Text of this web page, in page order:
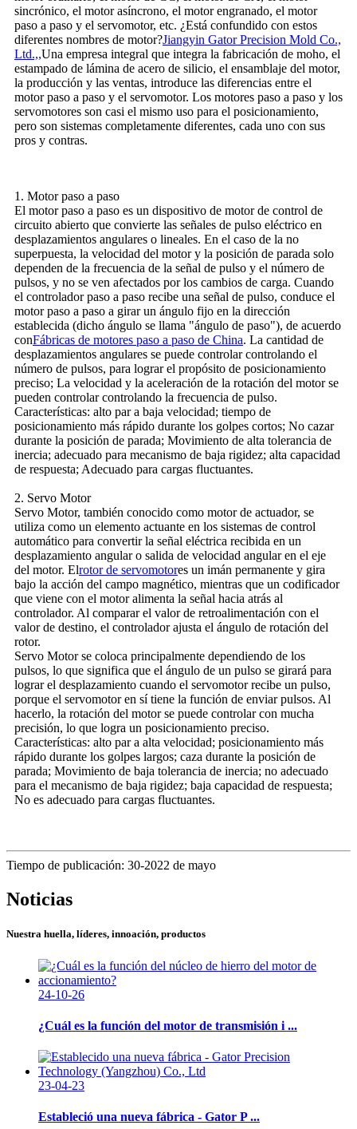
sincrónico, el motor asíncrono, el motor engranado, el motor
paso a paso y el servomotor, etc. ¿Está confundido con estos
diferentes nombres de motor?Jiangyin Gator Precision Mold Co.,
Ltd.,,Una empresa integral que integra la fabricación de moho, el
estampado de lámina de acero de silicio, el ensamblaje del motor,
la producción y las ventas, introduce las diferencias entre el
motor paso a paso y el servomotor. Los motores paso a paso y los
servomotores son casi el mismo uso para el posicionamiento,
pero son sistemas completamente diferentes, cada uno con sus
pros y contras.
1. Motor paso a paso
El motor paso a paso es un dispositivo de motor de control de
circuito abierto que convierte las señales de pulso eléctrico en
desplazamientos angulares o lineales. En el caso de la no
superpuesta, la velocidad del motor y la posición de parada solo
dependen de la frecuencia de la señal de pulso y el número de
pulsos, y no se ven afectados por los cambios de carga. Cuando
el controlador paso a paso recibe una señal de pulso, conduce el
motor paso a paso a girar un ángulo fijo en la dirección
establecida (dicho ángulo se llama "ángulo de paso"), de acuerdo
conFábricas de motores paso a paso de China. La cantidad de
desplazamientos angulares se puede controlar controlando el
número de pulsos, para lograr el propósito de posicionamiento
preciso; La velocidad y la aceleración de la rotación del motor se
pueden controlar controlando la frecuencia de pulso.
Características: alto par a baja velocidad; tiempo de
posicionamiento más rápido durante los golpes cortos; No cazar
durante la posición de parada; Movimiento de alta tolerancia de
inercia; adecuado para mecanismo de baja rigidez; alta capacidad
de respuesta; Adecuado para cargas fluctuantes.
2. Servo Motor
Servo Motor, también conocido como motor de actuador, se
utiliza como un elemento actuante en los sistemas de control
automático para convertir la señal eléctrica recibida en un
desplazamiento angular o salida de velocidad angular en el eje
del motor. Elrotor de servomotores un imán permanente y gira
bajo la acción del campo magnético, mientras que un codificador
que viene con el motor alimenta la señal hacia atrás al
controlador. Al comparar el valor de retroalimentación con el
valor de destino, el controlador ajusta el ángulo de rotación del
rotor.
Servo Motor se coloca principalmente dependiendo de los
pulsos, lo que significa que el ángulo de un pulso se girará para
lograr el desplazamiento cuando el servomotor recibe un pulso,
porque el servomotor en sí tiene la función de enviar pulsos. Al
hacerlo, la rotación del motor se puede controlar con mucha
precisión, lo que logra un posicionamiento preciso.
Características: alto par a alta velocidad; posicionamiento más
rápido durante los golpes largos; caza durante la posición de
parada; Movimiento de baja tolerancia de inercia; no adecuado
para el mecanismo de baja rigidez; baja capacidad de respuesta;
No es adecuado para cargas fluctuantes.
Tiempo de publicación: 30-2022 de mayo
Noticias
Nuestra huella, líderes, innoación, productos
24-10-26
¿Cuál es la función del motor de transmisión i ...
23-04-23
Estableció una nueva fábrica - Gator P ...